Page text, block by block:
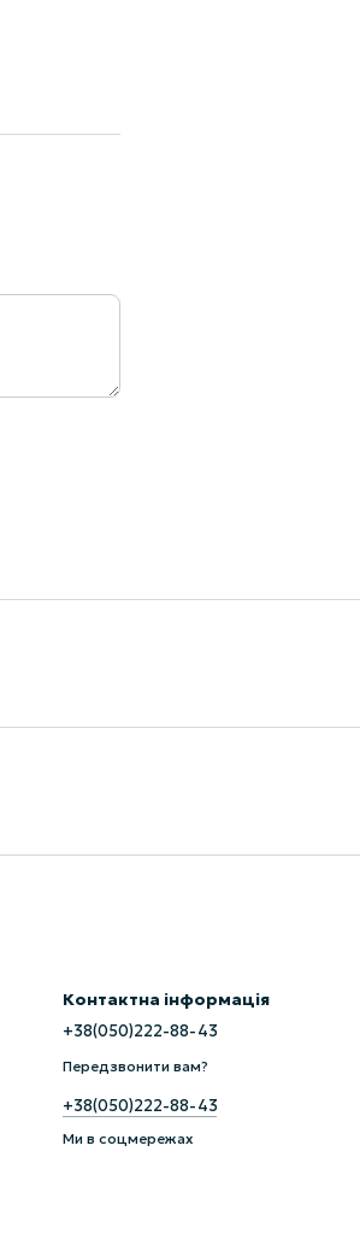
Контактна інформація
+38(050)222-88-43
Передзвонити вам?
+38(050)222-88-43
Ми в соцмережах